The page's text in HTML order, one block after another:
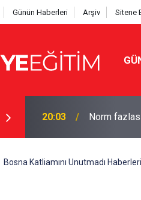
Günün Haberleri Arşiv Sitene
20:03 Norm
Bosna Katliamını Unutmadı Haberleri